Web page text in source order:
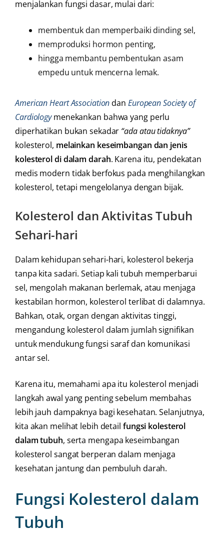
menjalankan fungsi dasar, mulai dari:
membentuk dan memperbaiki dinding sel,
memproduksi hormon penting,
hingga membantu pembentukan asam
empedu untuk mencerna lemak.
American Heart Associationdan European Society of
Cardiologymenekankan bahwa yang perlu
diperhatikan bukan sekadar “ada atau tidaknya”
kolesterol, melainkan keseimbangan dan jenis
kolesterol di dalam darah. Karena itu, pendekatan
medis modern tidak berfokus pada menghilangkan
kolesterol, tetapi mengelolanya dengan bijak.
Kolesterol dan Aktivitas Tubuh
Sehari-hari
Dalam kehidupan sehari-hari, kolesterol bekerja
tanpa kita sadari. Setiap kali tubuh memperbarui
sel, mengolah makanan berlemak, atau menjaga
kestabilan hormon, kolesterol terlibat di dalamnya.
Bahkan, otak, organ dengan aktivitas tinggi,
mengandung kolesterol dalam jumlah signifikan
untuk mendukung fungsi saraf dan komunikasi
antar sel.
Karena itu, memahami apa itu kolesterol menjadi
langkah awal yang penting sebelum membahas
lebih jauh dampaknya bagi kesehatan. Selanjutnya,
kita akan melihat lebih detail fungsi kolesterol
dalam tubuh, serta mengapa keseimbangan
kolesterol sangat berperan dalam menjaga
kesehatan jantung dan pembuluh darah.
Fungsi Kolesterol dalam
Tubuh